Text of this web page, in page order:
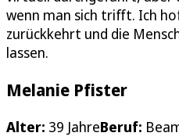
wenn man sich trifft. Ich
zurückkehrt und die
lassen.
Melanie Pfister
Alter: 39 JahreBeruf: